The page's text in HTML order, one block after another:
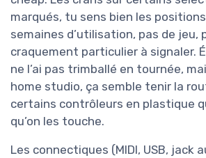
marqués, tu sens bien les
semaines d’utilisation, pas de jeu,
craquement particulier à signaler.
ne l’ai pas trimballé en tournée,
home studio, ça semble tenir la
certains contrôleurs en plastique
qu’on les touche.
Les connectiques (MIDI, USB, jack